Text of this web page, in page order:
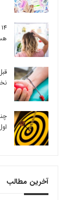
آخرین مطالب